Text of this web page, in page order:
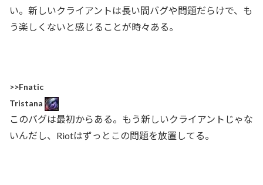
い。新しいクライアントは長い間バグや問題だらけで、も
う楽しくないと感じることが時々ある。
>>Fnatic
Tristana
このバグは最初からある。もう新しいクライアントじゃな
いんだし、Riotはずっとこの問題を放置してる。